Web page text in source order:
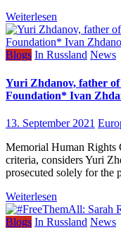
Weiterlesen
Blogs In Russland News
Yuri Zhdanov, father
Foundation* Ivan
13. September 2021
Memorial Human Rights
criteria, considers Yuri
prosecuted solely for the
Weiterlesen
Blogs In Russland News